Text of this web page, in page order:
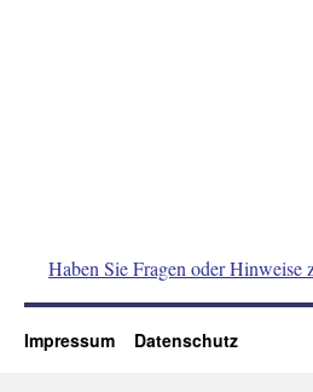
Haben Sie Fragen oder Hinweise
Impressum Datenschutz